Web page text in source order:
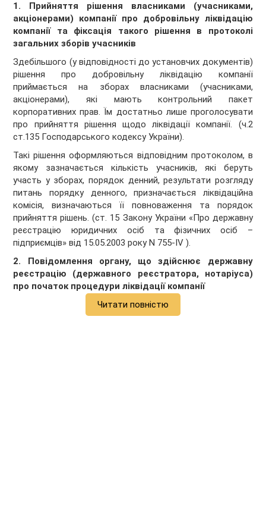
1. Прийняття рішення власниками (учасниками,
акціонерами) компанії про добровільну ліквідацію
компанії та фіксація такого рішення в протоколі
загальних зборів учасників
Здебільшого (у відповідності до установчих документів)
рішення про добровільну ліквідацію компанії
приймається на зборах власниками (учасниками,
акціонерами), які мають контрольний пакет
корпоративних прав. Їм достатньо лише проголосувати
про прийняття рішення щодо ліквідації компанії. (ч.2
ст.135 Господарського кодексу України).
Такі рішення оформляються відповідним протоколом, в
якому зазначається кількість учасників, які беруть
участь у зборах, порядок денний, результати розгляду
питань порядку денного, призначається ліквідаційна
комісія, визначаються її повноваження та порядок
прийняття рішень. (ст. 15 Закону України «Про державну
реєстрацію юридичних осіб та фізичних осіб –
підприємців» від 15.05.2003 року N 755-IV ).
2. Повідомлення органу, що здійснює державну
реєстрацію (державного реєстратора, нотаріуса)
про початок процедури ліквідації компанії
Читати повністю